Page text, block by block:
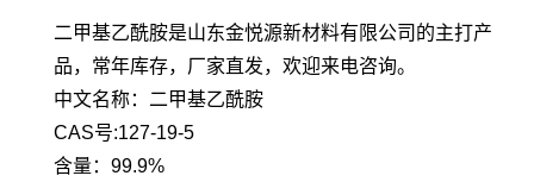
二甲基乙酰胺是山东金悦源新材料有限公司的主打产
品，常年库存，厂家直发，欢迎来电咨询。
中文名称：二甲基乙酰胺
CAS号:127-19-5
含量：99.9%